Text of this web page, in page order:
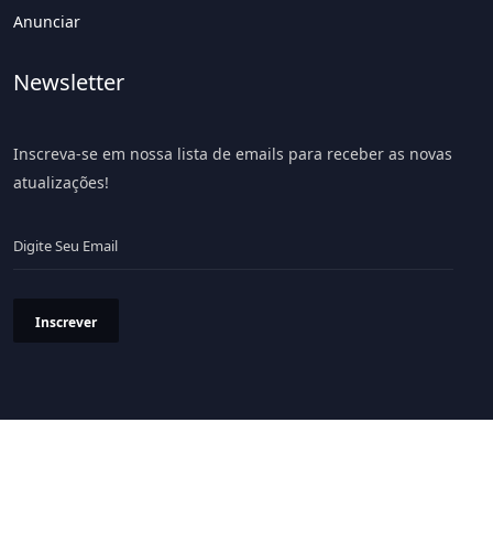
Anunciar
Newsletter
Inscreva-se em nossa lista de emails para receber as novas
atualizações!
Inscrever